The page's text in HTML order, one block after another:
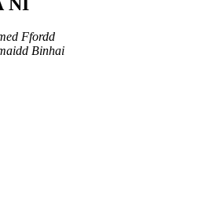
Ffordd
Binhai